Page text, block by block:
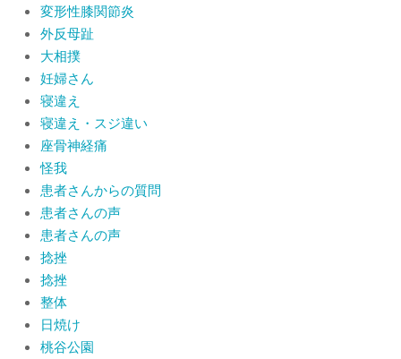
変形性膝関節炎
外反母趾
大相撲
妊婦さん
寝違え
寝違え・スジ違い
座骨神経痛
怪我
患者さんからの質問
患者さんの声
患者さんの声
捻挫
捻挫
整体
日焼け
桃谷公園